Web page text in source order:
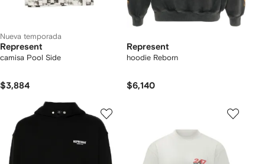
Nueva temporada
Represent
camisa Pool Side
$3,884
Represent
hoodie Reborn
$6,140